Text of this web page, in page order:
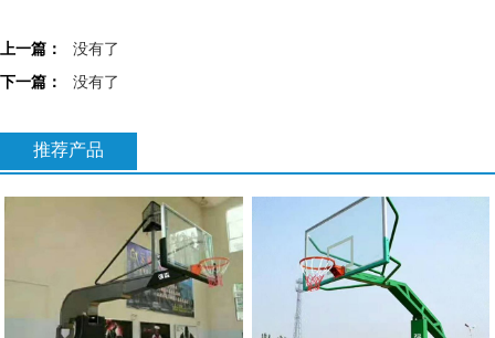
上一篇：
没有了
下一篇：
没有了
推荐产品